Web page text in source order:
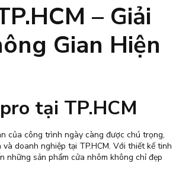
– Giải
Gian Hiện
tại TP.HCM
của công trình ngày càng được chú trọng,
doanh nghiệp tại TP.HCM. Với thiết kế tinh
những sản phẩm cửa nhôm không chỉ đẹp